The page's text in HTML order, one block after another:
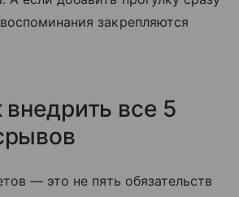
закрепляются
внедрить все 5
— это не пять обязательств